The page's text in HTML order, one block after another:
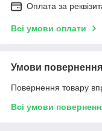
Оплата за
Всі умови оплати
Умови повернення
Повернення товару
Всі умови